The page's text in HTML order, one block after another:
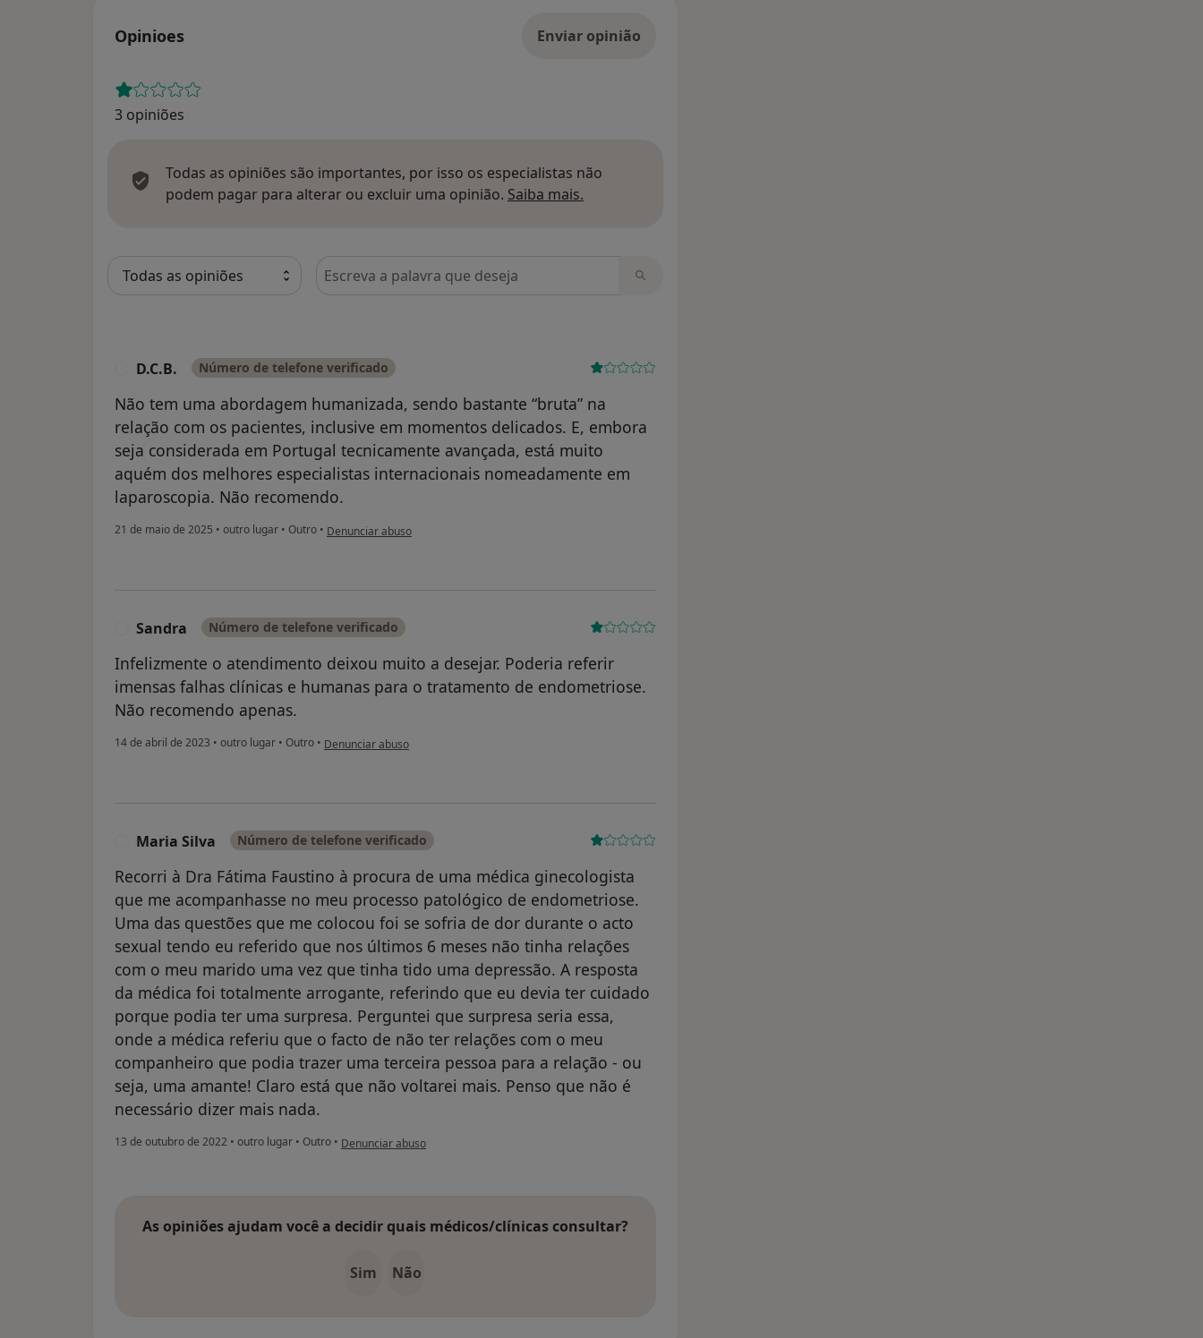
Opinioes Enviar opinião
3 opiniões
Todas as opiniões são importantes, por isso os especialistas não
podem pagar para alterar ou excluir uma opinião. Saiba mais.
Pesquisar em opiniões
D.C.B. Número de telefone verificado
Não tem uma abordagem humanizada, sendo bastante “bruta” na
relação com os pacientes, inclusive em momentos delicados. E, embora
seja considerada em Portugal tecnicamente avançada, está muito
aquém dos melhores especialistas internacionais nomeadamente em
laparoscopia. Não recomendo.
21 de maio de 2025 • outro lugar • Outro • na opinião do utilizador D.C.B.
Denunciar abuso
Sandra Número de telefone verificado
Infelizmente o atendimento deixou muito a desejar. Poderia referir
imensas falhas clínicas e humanas para o tratamento de endometriose.
Não recomendo apenas.
14 de abril de 2023 • outro lugar • Outro • na opinião do utilizador Sandra
Denunciar abuso
Maria Silva Número de telefone verificado
Recorri à Dra Fátima Faustino à procura de uma médica ginecologista
que me acompanhasse no meu processo patológico de endometriose.
Uma das questões que me colocou foi se sofria de dor durante o acto
sexual tendo eu referido que nos últimos 6 meses não tinha relações
com o meu marido uma vez que tinha tido uma depressão. A resposta
da médica foi totalmente arrogante, referindo que eu devia ter cuidado
porque podia ter uma surpresa. Perguntei que surpresa seria essa,
onde a médica referiu que o facto de não ter relações com o meu
companheiro que podia trazer uma terceira pessoa para a relação - ou
seja, uma amante! Claro está que não voltarei mais. Penso que não é
necessário dizer mais nada.
13 de outubro de 2022 • outro lugar • Outro • na opinião do utilizador Maria Silva
Denunciar abuso
As opiniões ajudam você a decidir quais médicos/clínicas consultar?
Sim Não